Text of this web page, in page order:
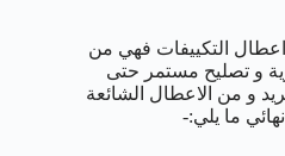
التكييفات فهي من
و تصليح مستمر حتى
و من الاعطال الشائعة
ما يلي:-